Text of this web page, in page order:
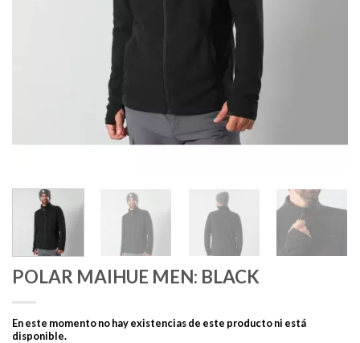
POLAR MAIHUE MEN: BLACK
En este momento no hay existencias de este producto ni está
disponible.